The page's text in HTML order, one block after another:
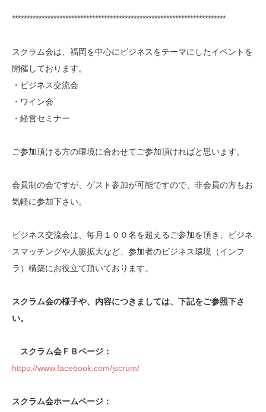
************************************************************************
スクラム会は、福岡を中心にビジネスをテーマにしたイベントを
開催しております。
・ビジネス交流会
・ワイン会
・経営セミナー
ご参加頂ける方の環境に合わせてご参加頂ければと思います。
会員制の会ですが、ゲスト参加が可能ですので、非会員の方もお
気軽に参加下さい。
ビジネス交流会は、毎月１００名を超えるご参加を頂き、ビジネ
スマッチングや人脈拡大など、参加者のビジネス環境（インフ
ラ）構築にお役立て頂いております。
スクラム会の様子や、内容につきましては、下記をご参照下さ
い。
スクラム会ＦＢページ：
https://www.facebook.com/jscrum/
スクラム会ホームページ：